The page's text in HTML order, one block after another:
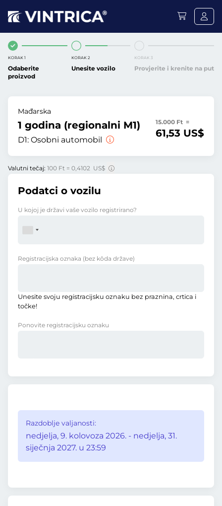
KORAK 1
Odaberite
proizvod
KORAK 2
Unesite vozilo
KORAK 3
Provjerite i krenite na put
Mađarska
1 godina (regionalni M1)
D1: Osobni automobil
15.000 Ft =
61,53 US$
Valutni tečaj: 100 Ft = 0,4102 US$
Podatci o vozilu
U kojoj je državi vaše vozilo registrirano?
Registracijska oznaka (bez kôda države)
Unesite svoju registracijsku oznaku bez praznina, crtica i
točke!
Ponovite registracijsku oznaku
Razdoblje valjanosti:
nedjelja, 9. kolovoza 2026. - nedjelja, 31.
siječnja 2027. u 23:59